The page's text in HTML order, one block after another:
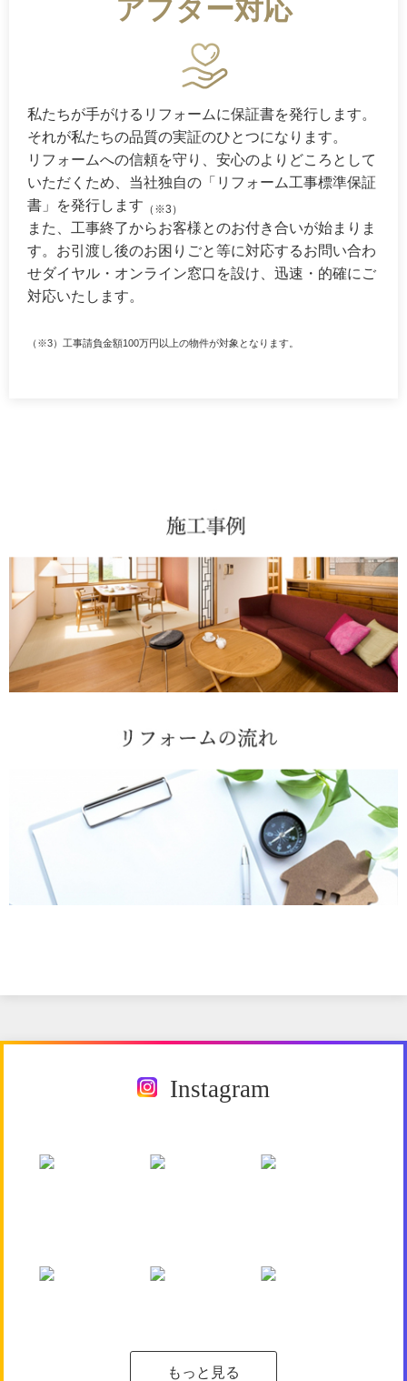
アフター対応
私たちが手がけるリフォームに保証書を発行します。
それが私たちの品質の実証のひとつになります。
リフォームへの信頼を守り、安心のよりどころとして
いただくため、当社独自の「リフォーム工事標準保証
書」を発行します （※3）
また、工事終了からお客様とのお付き合いが始まりま
す。お引渡し後のお困りごと等に対応するお問い合わ
せダイヤル・オンライン窓口を設け、迅速・的確にご
対応いたします。
（※3）工事請負金額100万円以上の物件が対象となります。
Instagram
もっと見る